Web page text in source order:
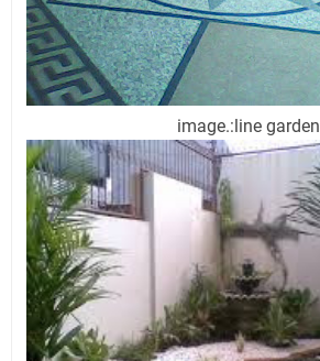
image.:line garden